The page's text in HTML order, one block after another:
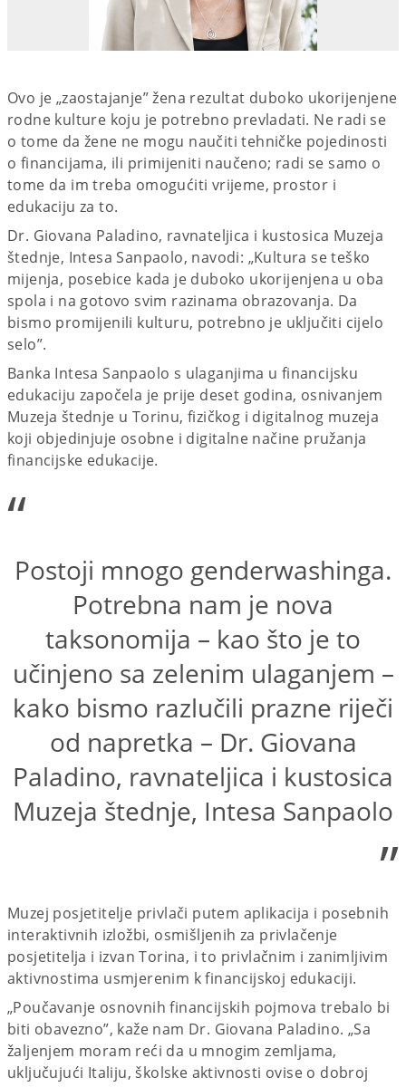
Ovo je „zaostajanje” žena rezultat duboko ukorijenjene
rodne kulture koju je potrebno prevladati. Ne radi se
o tome da žene ne mogu naučiti tehničke pojedinosti
o financijama, ili primijeniti naučeno; radi se samo o
tome da im treba omogućiti vrijeme, prostor i
edukaciju za to.
Dr. Giovana Paladino, ravnateljica i kustosica Muzeja
štednje, Intesa Sanpaolo, navodi: „Kultura se teško
mijenja, posebice kada je duboko ukorijenjena u oba
spola i na gotovo svim razinama obrazovanja. Da
bismo promijenili kulturu, potrebno je uključiti cijelo
selo”.
Banka Intesa Sanpaolo s ulaganjima u financijsku
edukaciju započela je prije deset godina, osnivanjem
Muzeja štednje u Torinu, fizičkog i digitalnog muzeja
koji objedinjuje osobne i digitalne načine pružanja
financijske edukacije.
“
Postoji mnogo genderwashinga.
Potrebna nam je nova
taksonomija – kao što je to
učinjeno sa zelenim ulaganjem –
kako bismo razlučili prazne riječi
od napretka – Dr. Giovana
Paladino, ravnateljica i kustosica
Muzeja štednje, Intesa Sanpaolo
”
Muzej posjetitelje privlači putem aplikacija i posebnih
interaktivnih izložbi, osmišljenih za privlačenje
posjetitelja i izvan Torina, i to privlačnim i zanimljivim
aktivnostima usmjerenim k financijskoj edukaciji.
„Poučavanje osnovnih financijskih pojmova trebalo bi
biti obavezno”, kaže nam Dr. Giovana Paladino. „Sa
žaljenjem moram reći da u mnogim zemljama,
uključujući Italiju, školske aktivnosti ovise o dobroj